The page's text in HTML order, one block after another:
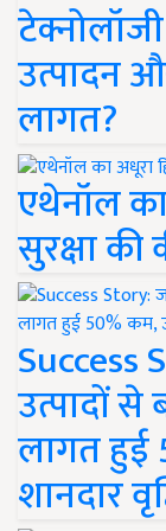
उत्पादन
लागत?
एथेनॉल
सुरक्षा
उत्पादों
लागत हुई
शानदार